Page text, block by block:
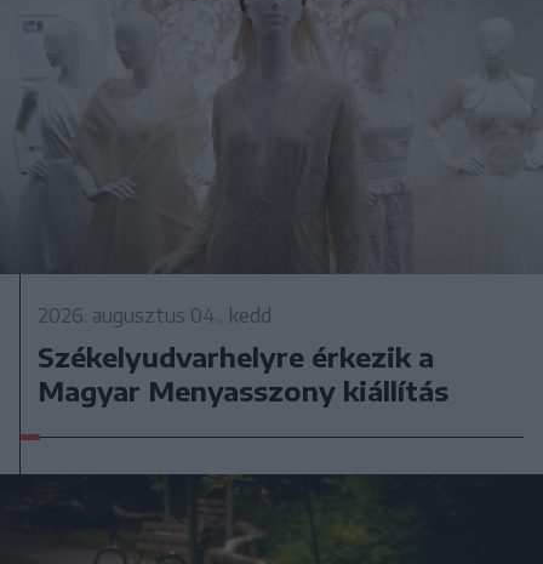
2026. augusztus 04., kedd
Székelyudvarhelyre érkezik a
Magyar Menyasszony kiállítás